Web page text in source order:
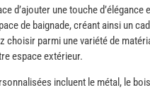
d’ajouter une touche
de baignade, créant ainsi un
choisir parmi une variété de
espace extérieur.
incluent le métal, le